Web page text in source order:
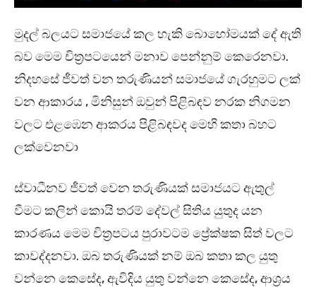
මුදල් බලයට සමාජයේ කල හැකි බොහෝමයක් දේ ඇති
බව මෙම චිත්‍රපටයෙන් මනාව පෙන්නුම් කෙරෙනවා.
නිදහසේ ජීවත් වන තරුණියන් සමාජයේ ගැරහුමට ලක්
වන ආකාරය , මිනිසුන් ඔවුන් පිළිබඳව නරක නිගමන
වලට එළඹෙන ආකරය පිළිබඳවද මෙහි කතා බහට
ලක්වෙනවා
ස්වාධීනව ජීවත් වෙන තරුණියක් සමාජයට ඇතුල්
වීමට කලින් කොයි තරම් දේවල් සිතිය යුතුද යන
කාරණය මෙම චිත්‍රපටය පුරාවටම ප්‍රේක්ෂක සිත් වලට
කාවද්දනවා. ඔබ තරුණියක් නම් ඔබ කතා කල යුතු
වන්නෙ කෙසේද, ඇවිදිය යුතු වන්නෙ කෙසේද, ආශ්‍රය